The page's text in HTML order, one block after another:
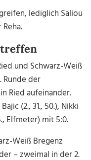
lediglich Saliou
und Schwarz-Weiß
Runde der
Ried aufeinander.
(2., 31., 50.), Nikki
Elfmeter) mit 5:0.
Weiß Bregenz
– zweimal in der 2.